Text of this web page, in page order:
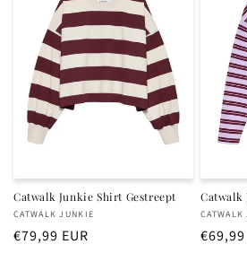
Catwalk Junkie Shirt Gestreept
Verkoper:
CATWALK JUNKIE
Normale
€79,99 EUR
Catwalk
€69,99